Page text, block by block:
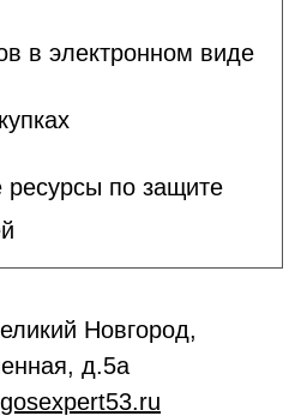
в электронном виде
по защите
Новгород,
д.5а